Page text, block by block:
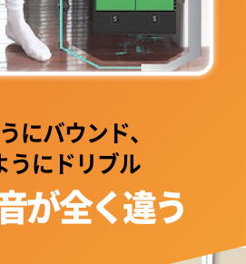
にバウンド、
うにドリブル
が全く違う